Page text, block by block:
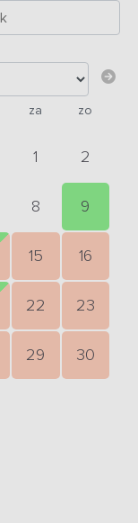
za zo
1 2
8 9
15 16
22 23
29 30